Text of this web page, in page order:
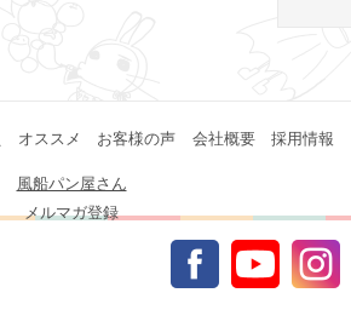
オススメ お客様の声 会社概要 採用情報
メルマガ登録
風船パン屋さん